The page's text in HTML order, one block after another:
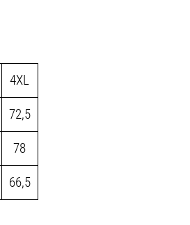
4XL
72,5
78
66,5